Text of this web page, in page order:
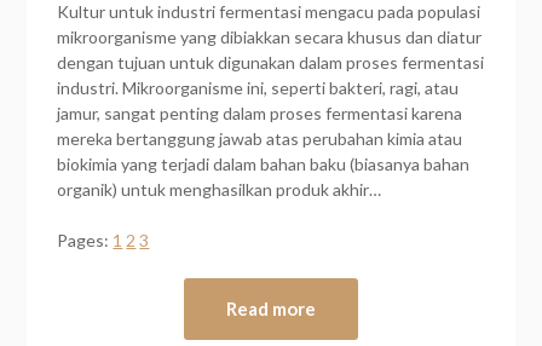
Kultur untuk industri fermentasi mengacu pada populasi
mikroorganisme yang dibiakkan secara khusus dan diatur
dengan tujuan untuk digunakan dalam proses fermentasi
industri. Mikroorganisme ini, seperti bakteri, ragi, atau
jamur, sangat penting dalam proses fermentasi karena
mereka bertanggung jawab atas perubahan kimia atau
biokimia yang terjadi dalam bahan baku (biasanya bahan
organik) untuk menghasilkan produk akhir…
Pages: 1 2 3
Read more